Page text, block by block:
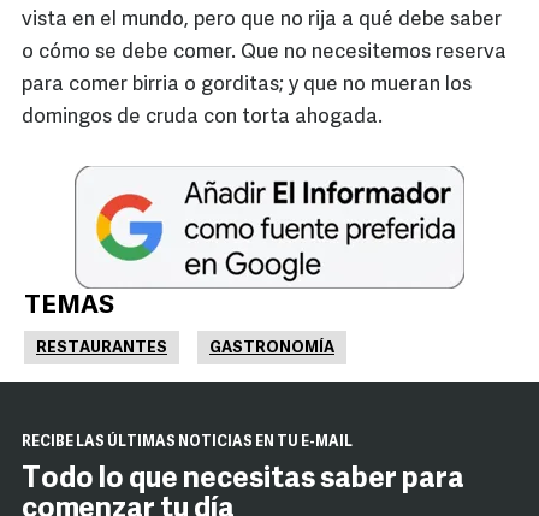
vista en el mundo, pero que no rija a qué debe saber
o cómo se debe comer. Que no necesitemos reserva
para comer birria o gorditas; y que no mueran los
domingos de cruda con torta ahogada.
TEMAS
RESTAURANTES GASTRONOMÍA
RECIBE LAS ÚLTIMAS NOTICIAS EN TU E-MAIL
Todo lo que necesitas saber para